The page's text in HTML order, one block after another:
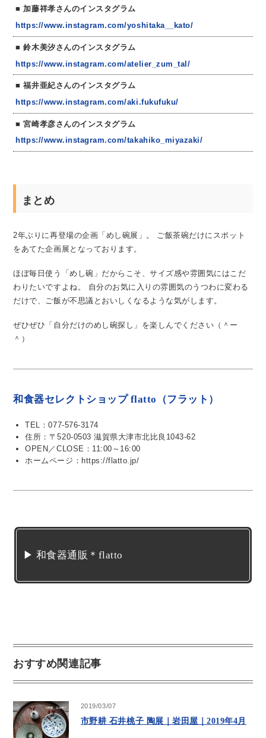
加藤祥孝さんのインスタグラム
https://www.instagram.com/yoshitaka__kato/
鈴木美汐さんのインスタグラム
https://www.instagram.com/atelier_zum_tal/
福井亜紀さんのインスタグラム
https://www.instagram.com/aki.fukufuku/
宮崎孝彦さんのインスタグラム
https://www.instagram.com/takahiko_miyazaki/
まとめ
2年ぶりに再登場の企画「めし碗展」。
ご飯茶碗だけにスポット
をあてた企画展となっております。
ほぼ毎日使う「めし碗」だからこそ、サイズ感や雰囲気にはこだ
わりたいですよね。
自分のお気に入りの雰囲気のうつわに変わる
だけで、ご飯が不思議とおいしくなるような気がします。
ぜひぜひ「自分だけのめし碗探し」を楽しんでください（＾ー
＾）
和食器セレクトショップ flatto（フラット）
TEL：077-576-3174
住所：〒520-0503 滋賀県大津市北比良1043-62
OPEN／CLOSE：11:00～16:00
ホームページ：https://flatto.jp/
▶ 和食器通販＊flatto
おすすめ関連記事
2019/03/07
市野耕 石井桃子 陶展｜岩田屋｜2019年4月